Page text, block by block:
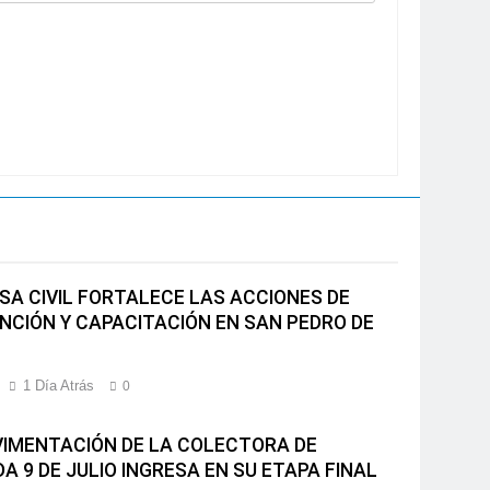
CIVIL FORTALECE LAS ACCIONES DE
Y CAPACITACIÓN EN SAN PEDRO DE
1 Día Atrás 0
DE LA COLECTORA DE
9 DE JULIO INGRESA EN SU ETAPA FINAL